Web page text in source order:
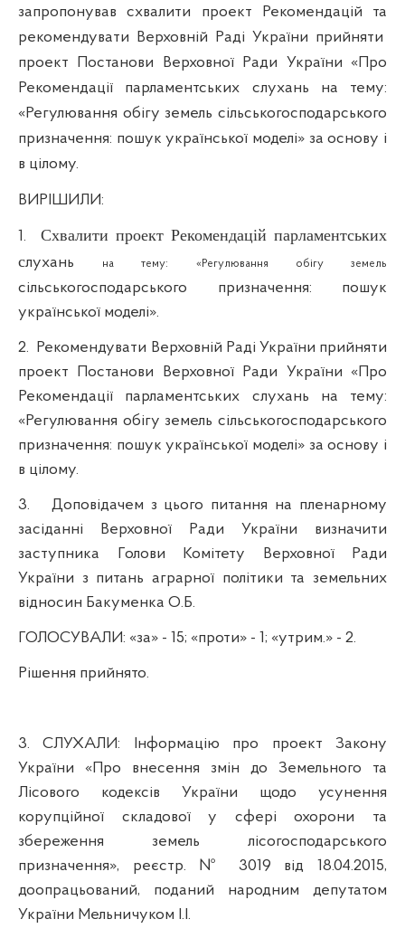
запропонував схвалити проект Рекомендацій та
рекомендувати Верховній Раді України прийняти
проект Постанови Верховної Ради України «Про
Рекомендації парламентських слухань на тему:
«Регулювання обігу земель сільськогосподарського
призначення: пошук української моделі» за основу і
в цілому.
ВИРІШИЛИ:
1.
Схвалити проект Рекомендацій парламентських
слухань на тему: «Регулювання обігу земель
сільськогосподарського призначення: пошук
української моделі».
2.
Рекомендувати Верховній Раді України прийняти
проект Постанови Верховної Ради України «Про
Рекомендації парламентських слухань на тему:
«Регулювання обігу земель сільськогосподарського
призначення: пошук української моделі» за основу і
в цілому.
3.
Доповідачем з цього питання на пленарному
засіданні Верховної Ради України визначити
заступника Голови Комітету Верховної Ради
України з питань аграрної політики та земельних
відносин Бакуменка О.Б.
ГОЛОСУВАЛИ: «за» - 15; «проти» - 1; «утрим.» - 2.
Рішення прийнято.
3. СЛУХАЛИ: Інформацію про проект Закону
України «Про внесення змін до Земельного та
Лісового кодексів України щодо усунення
корупційної складової у сфері охорони та
збереження земель лісогосподарського
призначення», реєстр. № 3019 від 18.04.2015,
доопрацьований, поданий народним депутатом
України Мельничуком І.І.